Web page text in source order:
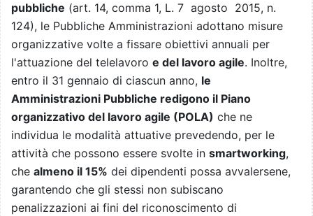
pubbliche (art. 14, comma 1, L. 7 agosto 2015, n.
124), le Pubbliche Amministrazioni adottano misure
organizzative volte a fissare obiettivi annuali per
l'attuazione del telelavoro e del lavoro agile. Inoltre,
entro il 31 gennaio di ciascun anno, le
Amministrazioni Pubbliche redigono il Piano
organizzativo del lavoro agile (POLA) che ne
individua le modalità attuative prevedendo, per le
attività che possono essere svolte in smartworking,
che almeno il 15% dei dipendenti possa avvalersene,
garantendo che gli stessi non subiscano
penalizzazioni ai fini del riconoscimento di